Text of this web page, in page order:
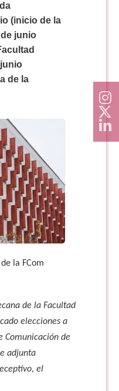
(inicio de la
junio
de la
la FCom
de la Facultad
elecciones a
Comunicación de
adjunta
el